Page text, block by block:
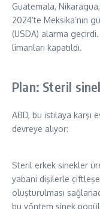
Guatemala, Nikaragua,
2024’te Meksika’nın
(USDA) alarma
limanları kapatıldı.
Plan: Steril
ABD, bu istilaya karşı
devreye alıyor:
Steril erkek sinekler
yabani dişilerle
oluşturulması
bu yöntem sinek